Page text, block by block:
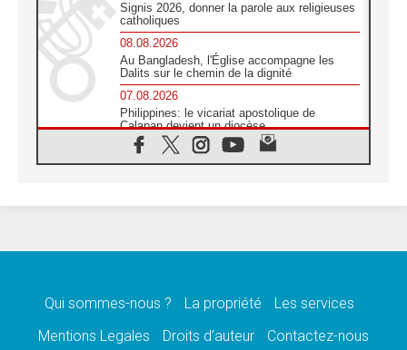
Signis 2026, donner la parole aux religieuses
catholiques
08.08.2026
Au Bangladesh, l'Église accompagne les
Dalits sur le chemin de la dignité
07.08.2026
Philippines: le vicariat apostolique de
Calapan devient un diocèse
07.08.2026
Congo-Brazzaville : le 15 août, entre
une signature»
Le programme du voyage apostolique du
Qui sommes-nous ? La propriété
Les services
Mentions Legales
Droits d’auteur Contactez-nous